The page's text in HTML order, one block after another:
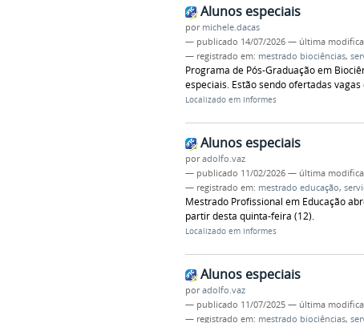
Alunos especiais
por michele.dacas
— publicado 14/07/2026 — última
— registrado em: mestrado biociências,
Programa de Pós-Graduação em
especiais. Estão sendo ofertadas
Localizado em Informes
Alunos especiais
poradolfo.vaz
— publicado 11/02/2026 — última
— registrado em: mestrado educação,
Mestrado Profissional em Educação
partir desta quinta-feira (12).
Localizado em Informes
Alunos especiais
poradolfo.vaz
— publicado 11/07/2025 — última
— registrado em: mestrado biociências,